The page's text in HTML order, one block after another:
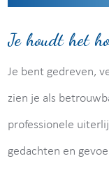
Je houdt het
Je bent gedreven,
zien je als
professionele
gedachten en